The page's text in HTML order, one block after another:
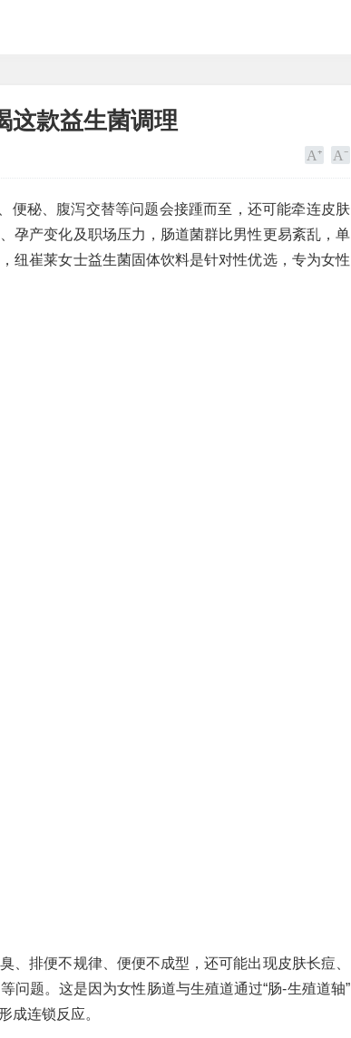
这款益生菌调理
便秘、腹泻交替等问题会接踵而至，还可能牵连皮肤
孕产变化及职场压力，肠道菌群比男性更易紊乱，单
纽崔莱女士益生菌固体饮料是针对性优选，专为女性
、排便不规律、便便不成型，还可能出现皮肤长痘、
问题。这是因为女性肠道与生殖道通过“肠-生殖道轴”
成连锁反应。